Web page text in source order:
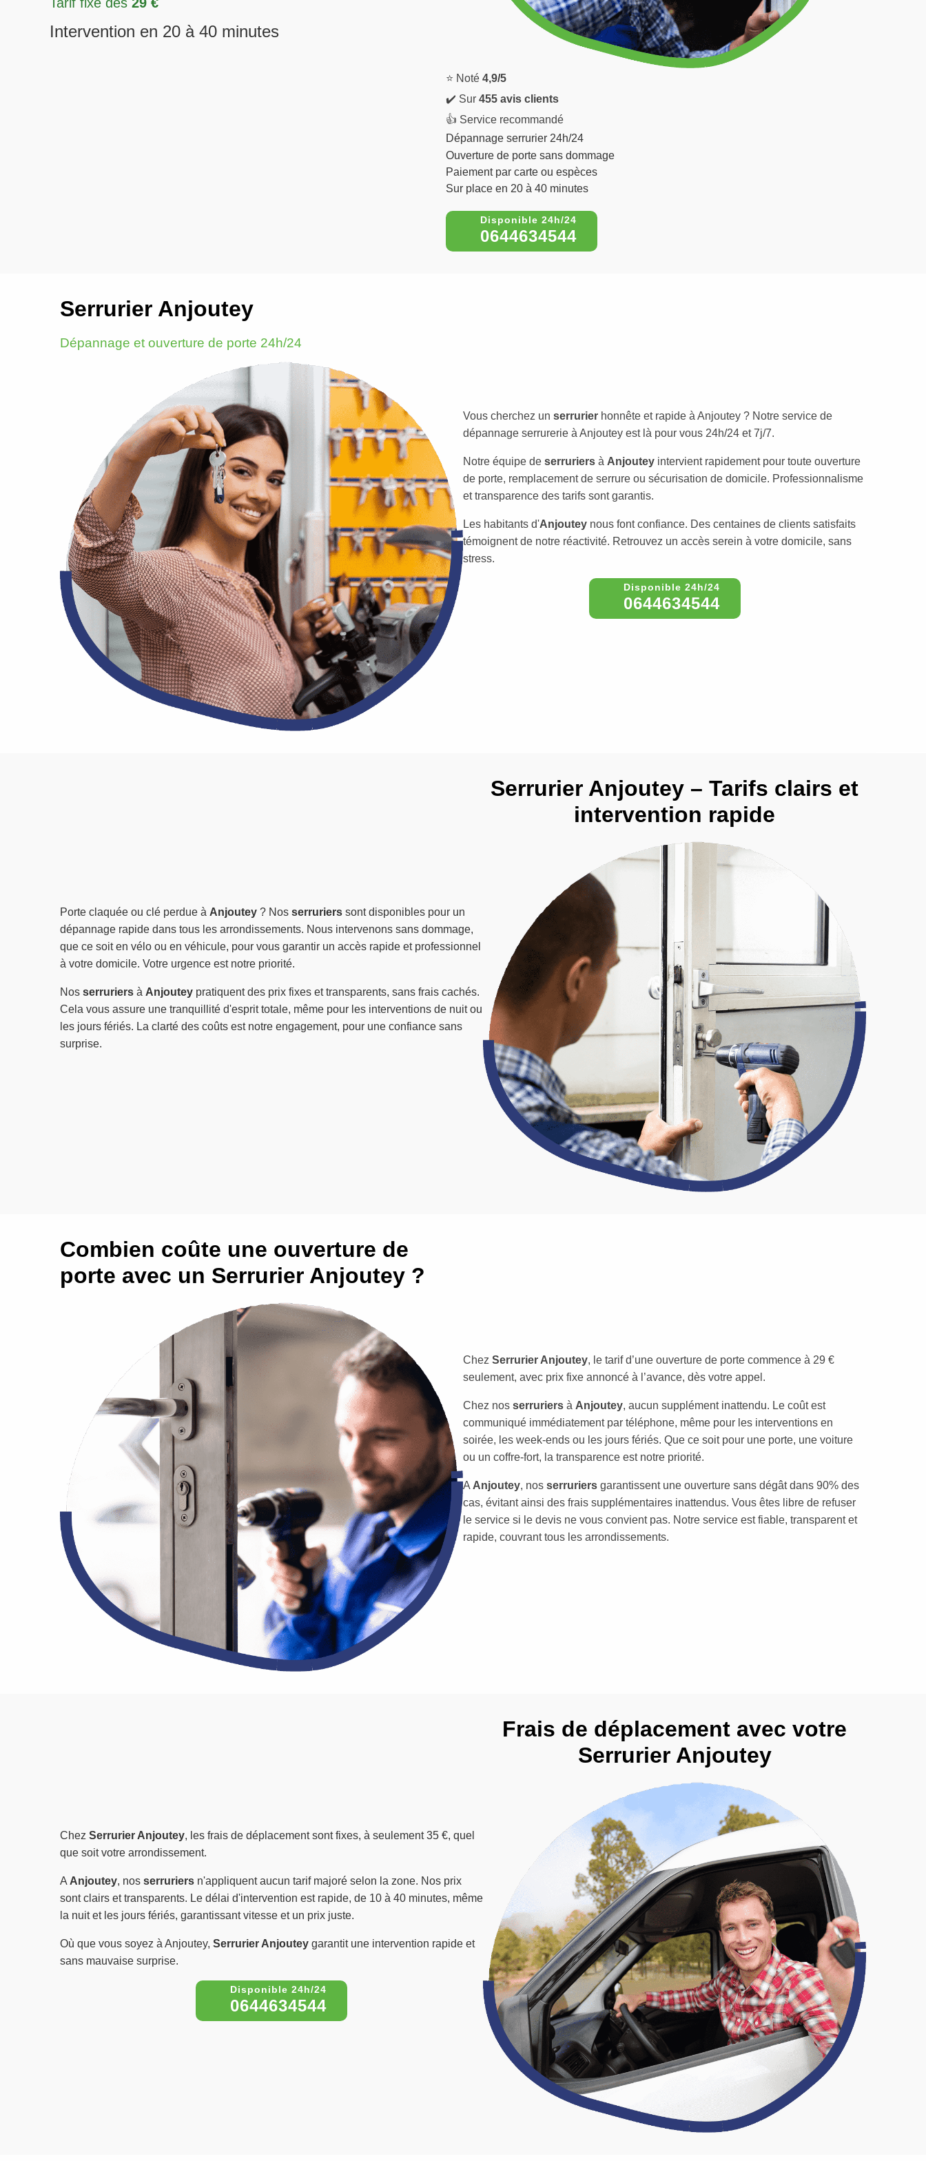
Tarif fixe dès 29 €
Intervention en 20 à 40 minutes
⭐ Noté 4,9/5
✔️ Sur 455 avis clients
👍 Service recommandé
Dépannage serrurier 24h/24
Ouverture de porte sans dommage
Paiement par carte ou espèces
Sur place en 20 à 40 minutes
0644634544
Serrurier Anjoutey
Dépannage et ouverture de porte 24h/24
Vous cherchez un serrurier honnête et rapide à Anjoutey ? Notre service de
dépannage serrurerie à Anjoutey est là pour vous 24h/24 et 7j/7.
Notre équipe de serruriers à Anjoutey intervient rapidement pour toute ouverture
de porte, remplacement de serrure ou sécurisation de domicile. Professionnalisme
et transparence des tarifs sont garantis.
Les habitants d'Anjoutey nous font confiance. Des centaines de clients satisfaits
témoignent de notre réactivité. Retrouvez un accès serein à votre domicile, sans
stress.
0644634544
Porte claquée ou clé perdue à Anjoutey ? Nos serruriers sont disponibles pour un
dépannage rapide dans tous les arrondissements. Nous intervenons sans dommage,
que ce soit en vélo ou en véhicule, pour vous garantir un accès rapide et professionnel
à votre domicile. Votre urgence est notre priorité.
Nos serruriers à Anjoutey pratiquent des prix fixes et transparents, sans frais cachés.
Cela vous assure une tranquillité d'esprit totale, même pour les interventions de nuit ou
les jours fériés. La clarté des coûts est notre engagement, pour une confiance sans
surprise.
Serrurier Anjoutey – Tarifs clairs et
intervention rapide
Combien coûte une ouverture de
porte avec un Serrurier Anjoutey ?
Chez Serrurier Anjoutey, le tarif d’une ouverture de porte commence à 29 €
seulement, avec prix fixe annoncé à l’avance, dès votre appel.
Chez nos serruriers à Anjoutey, aucun supplément inattendu. Le coût est
communiqué immédiatement par téléphone, même pour les interventions en
soirée, les week-ends ou les jours fériés. Que ce soit pour une porte, une voiture
ou un coffre-fort, la transparence est notre priorité.
A Anjoutey, nos serruriers garantissent une ouverture sans dégât dans 90% des
cas, évitant ainsi des frais supplémentaires inattendus. Vous êtes libre de refuser
le service si le devis ne vous convient pas. Notre service est fiable, transparent et
rapide, couvrant tous les arrondissements.
Chez Serrurier Anjoutey, les frais de déplacement sont fixes, à seulement 35 €, quel
que soit votre arrondissement.
A Anjoutey, nos serruriers n'appliquent aucun tarif majoré selon la zone. Nos prix
sont clairs et transparents. Le délai d'intervention est rapide, de 10 à 40 minutes, même
la nuit et les jours fériés, garantissant vitesse et un prix juste.
Où que vous soyez à Anjoutey, Serrurier Anjoutey garantit une intervention rapide et
sans mauvaise surprise.
0644634544
Frais de déplacement avec votre
Serrurier Anjoutey